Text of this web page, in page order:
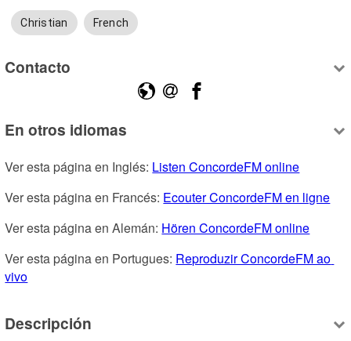
Christian French
Contacto
En otros idiomas
Ver esta página en Inglés: Listen ConcordeFM online
Ver esta página en Francés: Ecouter ConcordeFM en ligne
Ver esta página en Alemán: Hören ConcordeFM online
Ver esta página en Portugues: Reproduzir ConcordeFM ao
vivo
Descripción